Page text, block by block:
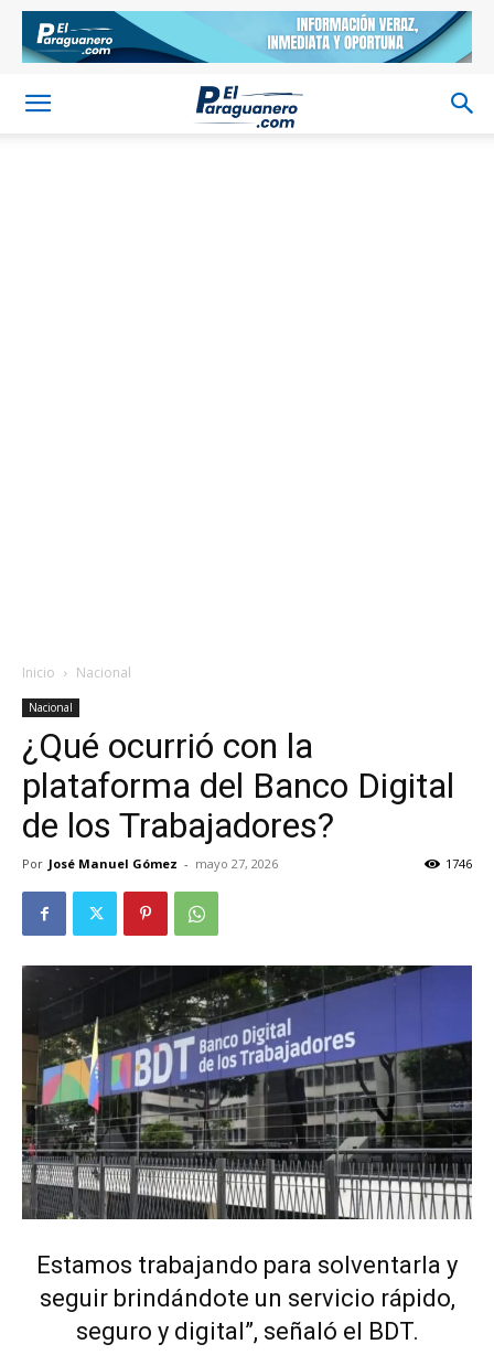
Inicio Nacional
Nacional
¿Qué ocurrió con la
plataforma del Banco Digital
de los Trabajadores?
Por José Manuel Gómez - mayo 27, 2026 1746
Estamos trabajando para solventarla y
seguir brindándote un servicio rápido,
seguro y digital”, señaló el BDT.